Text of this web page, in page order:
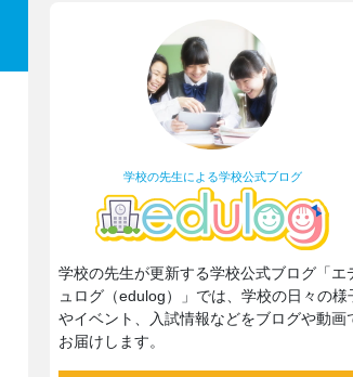
学校の先生による学校公式ブログ
学校の先生が更新する学校公式ブログ「エ
ュログ（edulog）」では、学校の日々の様
やイベント、入試情報などをブログや動画
お届けします。